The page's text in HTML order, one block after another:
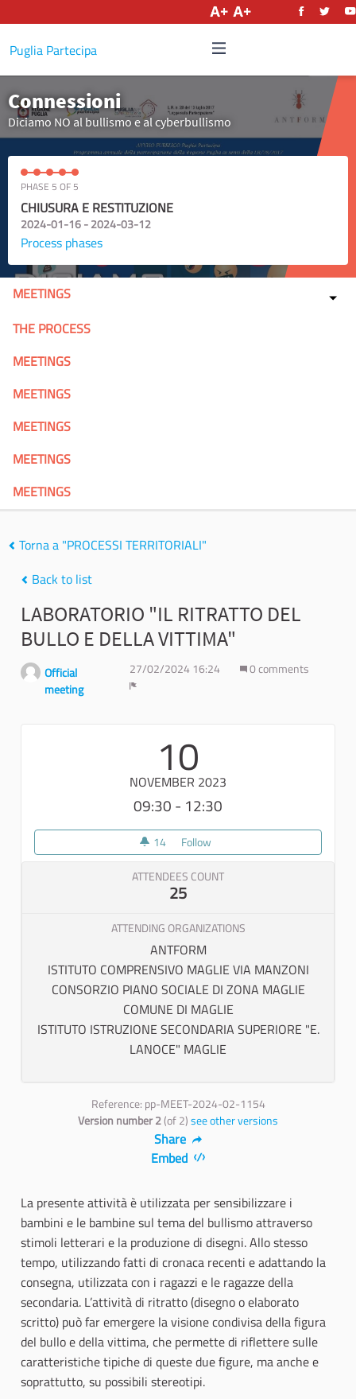
Puglia Partecipa
Connessioni
Diciamo NO al bullismo e al cyberbullismo
PHASE 5 OF 5
CHIUSURA E RESTITUZIONE
2024-01-16 - 2024-03-12
Process phases
MEETINGS
THE PROCESS
MEETINGS
MEETINGS
MEETINGS
MEETINGS
MEETINGS
Torna a "PROCESSI TERRITORIALI"
Back to list
LABORATORIO "IL RITRATTO DEL
BULLO E DELLA VITTIMA"
Official
meeting
27/02/2024 16:24
0 comments
10
NOVEMBER 2023
09:30 - 12:30
14 14 followers
Follow
ATTENDEES COUNT
25
ATTENDING ORGANIZATIONS
ANTFORM
ISTITUTO COMPRENSIVO MAGLIE VIA MANZONI
CONSORZIO PIANO SOCIALE DI ZONA MAGLIE
COMUNE DI MAGLIE
ISTITUTO ISTRUZIONE SECONDARIA SUPERIORE "E.
LANOCE" MAGLIE
Reference: pp-MEET-2024-02-1154
Version number 2(of 2)see other versions
Share
Embed
La presente attività è utilizzata per sensibilizzare i
bambini e le bambine sul tema del bullismo attraverso
stimoli letterari e la produzione di disegni. Allo stesso
tempo, utilizzando fatti di cronaca recenti e adattando la
consegna, utilizzata con i ragazzi e le ragazze della
secondaria. L’attività di ritratto (disegno o elaborato
scritto) può far emergere la visione condivisa della figura
del bullo e della vittima, che permette di riflettere sulle
caratteristiche tipiche di queste due figure, ma anche e
soprattutto, su possibili stereotipi.